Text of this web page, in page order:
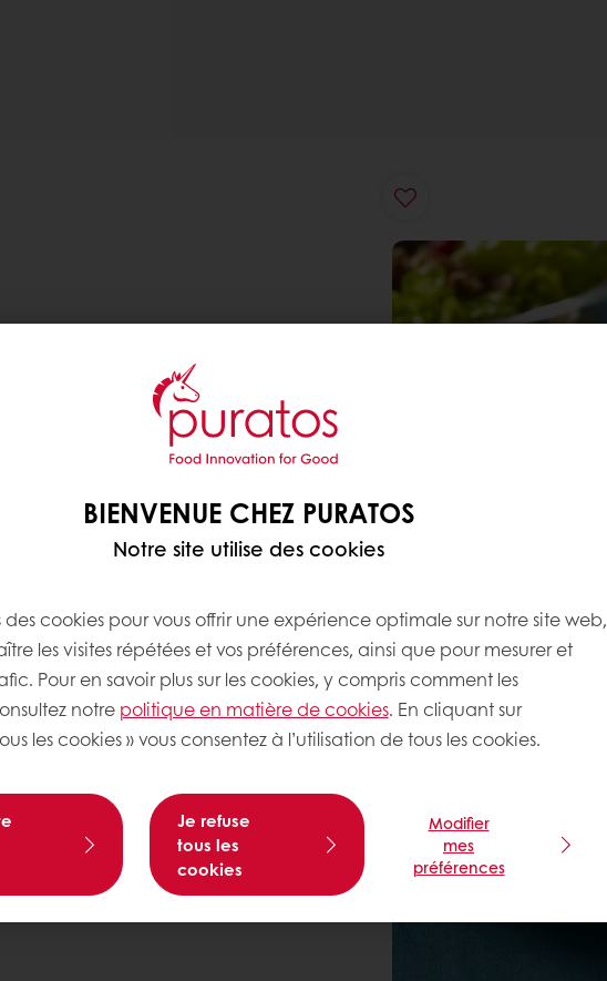
BIENVENUE CHEZ PURATOS
Notre site utilise des cookies
des cookies pour vous offrir une expérience optimale sur notre site web,
les visites répétées et vos préférences, ainsi que pour mesurer et
Pour en savoir plus sur les cookies, y compris comment les
notre politique en matière de cookies. En cliquant sur
les cookies » vous consentez à l’utilisation de tous les cookies.
Je refuse
tous les
cookies
Modifier
mes
préférences